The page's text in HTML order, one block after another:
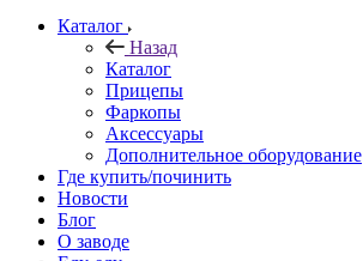
Каталог
Назад
Каталог
Прицепы
Фаркопы
Аксессуары
Дополнительное оборудование
Где купить/починить
Новости
Блог
О заводе